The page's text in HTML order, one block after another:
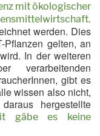
mit ökologischer
werden. Dies
gelten, an
In der weiteren
verarbeitenden
gibt es
wissen also nicht,
hergestellte
gäbe es keine